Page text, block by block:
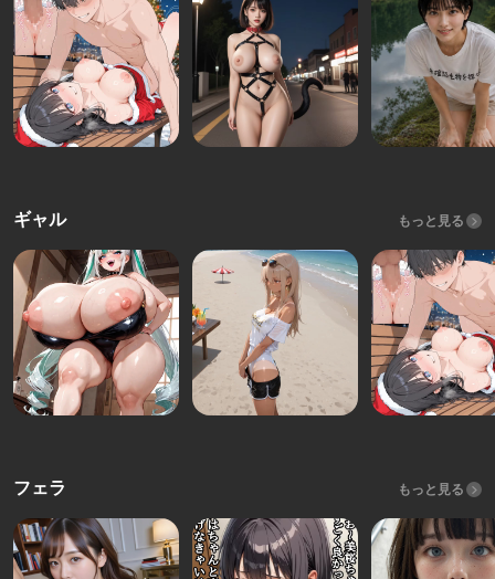
ギャル もっと見る
フェラ もっと見る